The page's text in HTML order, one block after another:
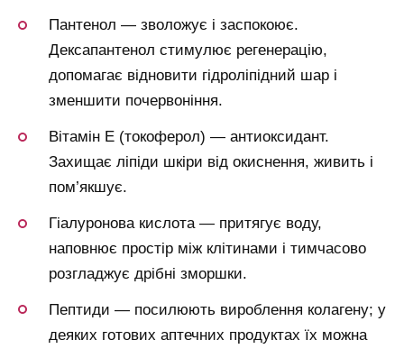
Пантенол — зволожує і заспокоює.
Дексапантенол стимулює регенерацію,
допомагає відновити гідроліпідний шар і
зменшити почервоніння.
Вітамін Е (токоферол) — антиоксидант.
Захищає ліпіди шкіри від окиснення, живить і
пом’якшує.
Гіалуронова кислота — притягує воду,
наповнює простір між клітинами і тимчасово
розгладжує дрібні зморшки.
Пептиди — посилюють вироблення колагену; у
деяких готових аптечних продуктах їх можна